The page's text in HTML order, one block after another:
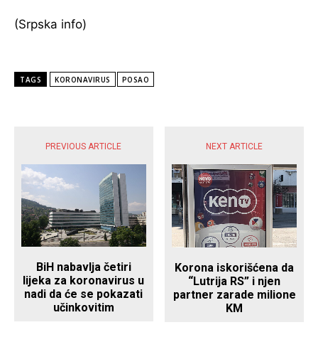
(Srpska info)
TAGS KORONAVIRUS POSAO
PREVIOUS ARTICLE
BiH nabavlja četiri
lijeka za koronavirus u
nadi da će se pokazati
učinkovitim
NEXT ARTICLE
Korona iskorišćena da
“Lutrija RS” i njen
partner zarade milione
KM